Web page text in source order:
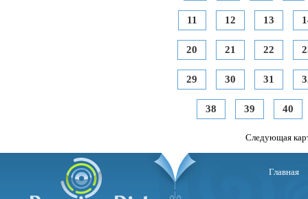
11 12 13
20 21 22
29 30 31
38 39 40
Следующая
Главная